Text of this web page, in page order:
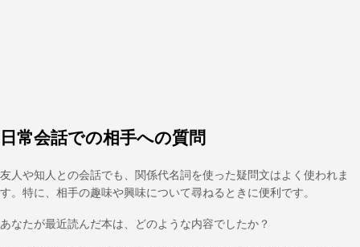
日常会話での相手への質問
友人や知人との会話でも、関係代名詞を使った疑問文はよく使われま
す。特に、相手の趣味や興味について尋ねるときに便利です。
あなたが最近読んだ本は、どのような内容でしたか？